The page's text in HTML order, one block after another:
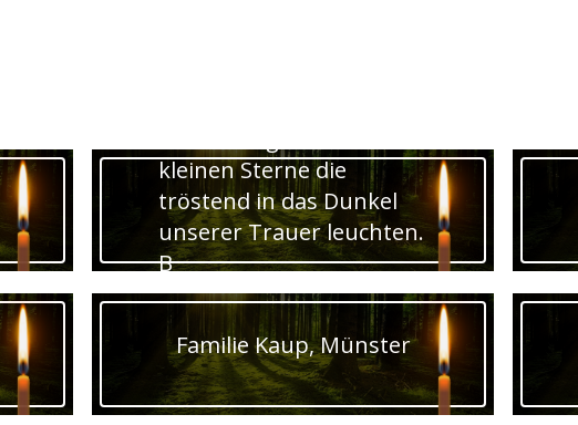
kleinen Sterne die
tröstend in das Dunkel
unserer Trauer leuchten.
B
Familie Kaup, Münster